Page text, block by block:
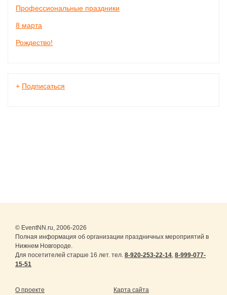
Профессиональные праздники
8 марта
Рождество!
+ Подписаться
© EventNN.ru, 2006-2026
Полная информация об организации праздничных мероприятий в
Нижнем Новгороде.
Для посетителей старше 16 лет. тел. 8-920-253-22-14, 8-999-077-
15-51
О проекте Карта сайта